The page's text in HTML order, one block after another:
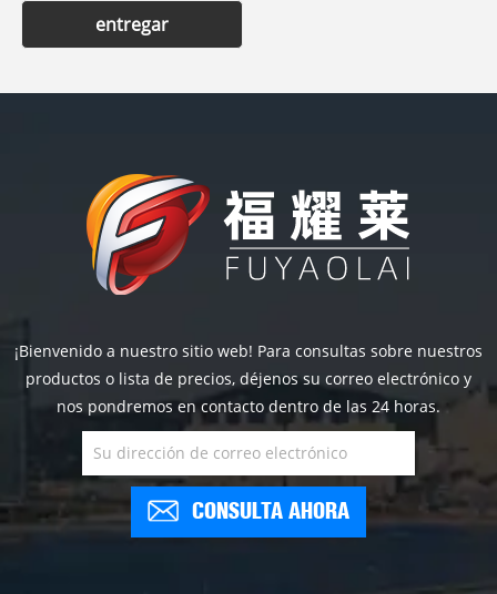
entregar
¡Bienvenido a nuestro sitio web! Para consultas sobre nuestros
productos o lista de precios, déjenos su correo electrónico y
nos pondremos en contacto dentro de las 24 horas.
CONSULTA AHORA